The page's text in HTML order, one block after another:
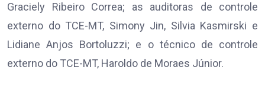
Graciely Ribeiro Correa; as auditoras de controle
externo do TCE-MT, Simony Jin, Silvia Kasmirski e
Lidiane Anjos Bortoluzzi; e o técnico de controle
externo do TCE-MT, Haroldo de Moraes Júnior.